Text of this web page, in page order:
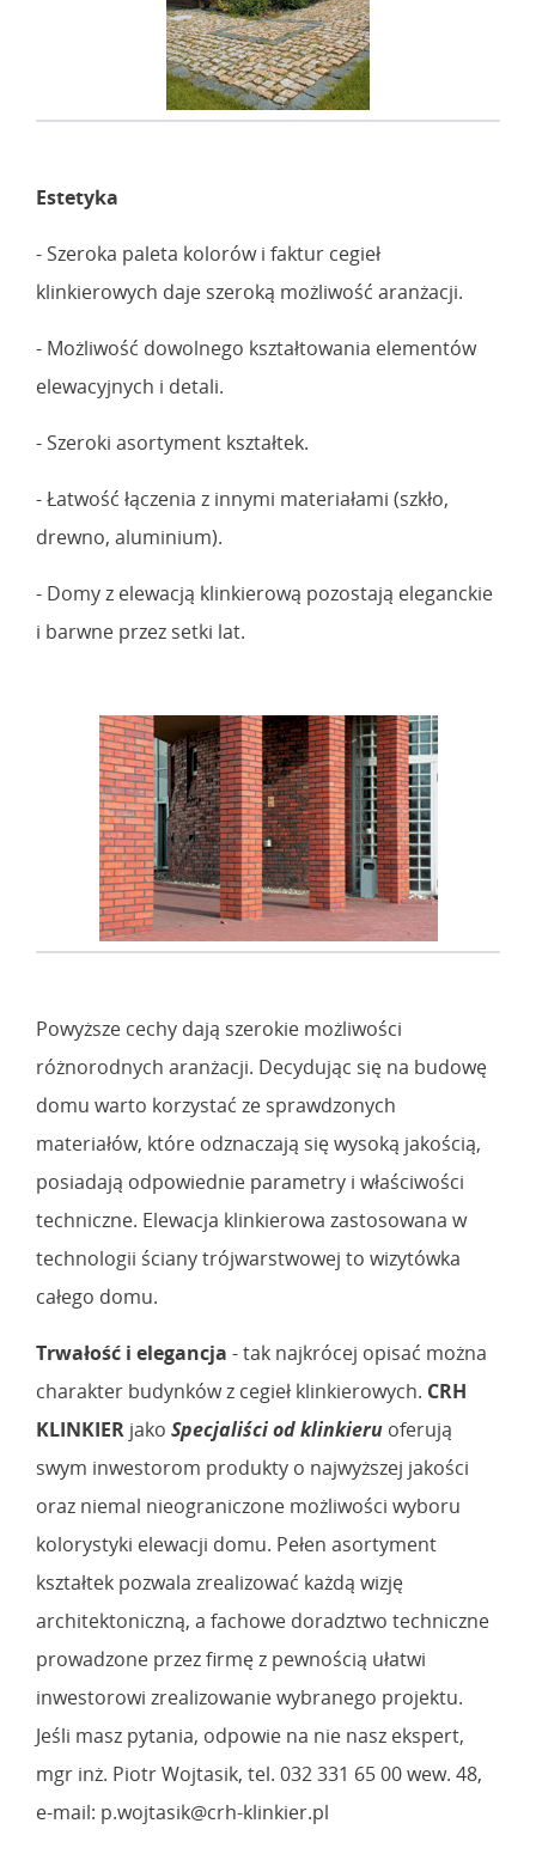
Estetyka
- Szeroka paleta kolorów i faktur cegieł
klinkierowych daje szeroką możliwość aranżacji.
- Możliwość dowolnego kształtowania elementów
elewacyjnych i detali.
- Szeroki asortyment kształtek.
- Łatwość łączenia z innymi materiałami (szkło,
drewno, aluminium).
- Domy z elewacją klinkierową pozostają eleganckie
i barwne przez setki lat.
Powyższe cechy dają szerokie możliwości
różnorodnych aranżacji. Decydując się na budowę
domu warto korzystać ze sprawdzonych
materiałów, które odznaczają się wysoką jakością,
posiadają odpowiednie parametry i właściwości
techniczne. Elewacja klinkierowa zastosowana w
technologii ściany trójwarstwowej to wizytówka
całego domu.
Trwałość i elegancja - tak najkrócej opisać można
charakter budynków z cegieł klinkierowych. CRH
KLINKIER jako Specjaliści od klinkieru oferują
swym inwestorom produkty o najwyższej jakości
oraz niemal nieograniczone możliwości wyboru
kolorystyki elewacji domu. Pełen asortyment
kształtek pozwala zrealizować każdą wizję
architektoniczną, a fachowe doradztwo techniczne
prowadzone przez firmę z pewnością ułatwi
inwestorowi zrealizowanie wybranego projektu.
Jeśli masz pytania, odpowie na nie nasz ekspert,
mgr inż. Piotr Wojtasik, tel. 032 331 65 00 wew. 48,
e-mail: p.wojtasik@crh-klinkier.pl